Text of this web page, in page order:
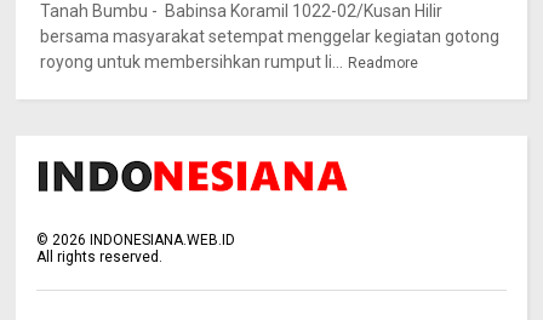
Tanah Bumbu - Babinsa Koramil 1022-02/Kusan Hilir
bersama masyarakat setempat menggelar kegiatan gotong
royong untuk membersihkan rumput li... Readmore
©2026 INDONESIANA.WEB.ID
All rights reserved.